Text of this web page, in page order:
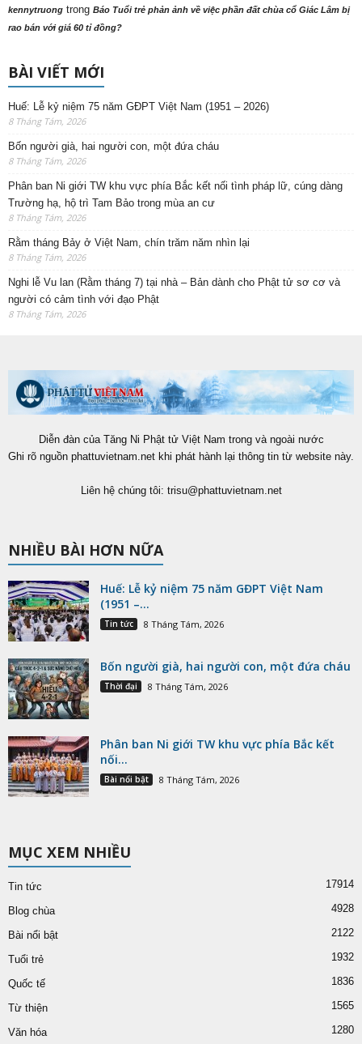
kennytruong trong Báo Tuổi trẻ phản ảnh về việc phần đất chùa cổ Giác Lâm bị
rao bán với giá 60 tỉ đồng?
BÀI VIẾT MỚI
Huế: Lễ kỷ niệm 75 năm GĐPT Việt Nam (1951 – 2026)
8 Tháng Tám, 2026
Bốn người già, hai người con, một đứa cháu
8 Tháng Tám, 2026
Phân ban Ni giới TW khu vực phía Bắc kết nối tình pháp lữ, cúng dàng
Trường hạ, hộ trì Tam Bảo trong mùa an cư
8 Tháng Tám, 2026
Rằm tháng Bảy ở Việt Nam, chín trăm năm nhìn lại
8 Tháng Tám, 2026
Nghi lễ Vu lan (Rằm tháng 7) tại nhà – Bản dành cho Phật tử sơ cơ và
người có cảm tình với đạo Phật
8 Tháng Tám, 2026
Diễn đàn của Tăng Ni Phật tử Việt Nam trong và ngoài nước
Ghi rõ nguồn phattuvietnam.net khi phát hành lại thông tin từ website này.
Liên hệ chúng tôi: trisu@phattuvietnam.net
NHIỀU BÀI HƠN NỮA
Huế: Lễ kỷ niệm 75 năm GĐPT Việt Nam
(1951 –...
Tin tức 8 Tháng Tám, 2026
Bốn người già, hai người con, một đứa cháu
Thời đại 8 Tháng Tám, 2026
Phân ban Ni giới TW khu vực phía Bắc kết
nối...
Bài nổi bật 8 Tháng Tám, 2026
MỤC XEM NHIỀU
Tin tức 17914
Blog chùa 4928
Bài nổi bật 2122
Tuổi trẻ 1932
Quốc tế 1836
Từ thiện 1565
Văn hóa 1280